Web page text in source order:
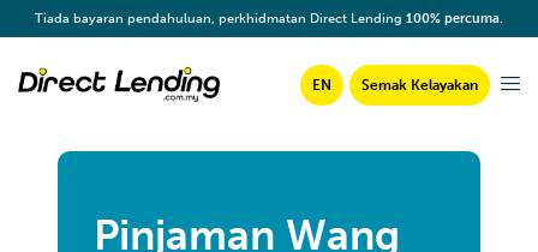
Tiada bayaran pendahuluan, perkhidmatan Direct Lending 100% percuma.
EN Semak Kelayakan
Pinjaman Wang